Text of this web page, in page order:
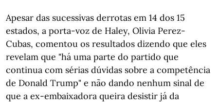
Apesar das sucessivas derrotas em 14 dos 15
estados, a porta-voz de Haley, Olivia Perez-
Cubas, comentou os resultados dizendo que eles
revelam que "há uma parte do partido que
continua com sérias dúvidas sobre a competência
de Donald Trump" e não dando nenhum sinal de
que a ex-embaixadora queira desistir já da